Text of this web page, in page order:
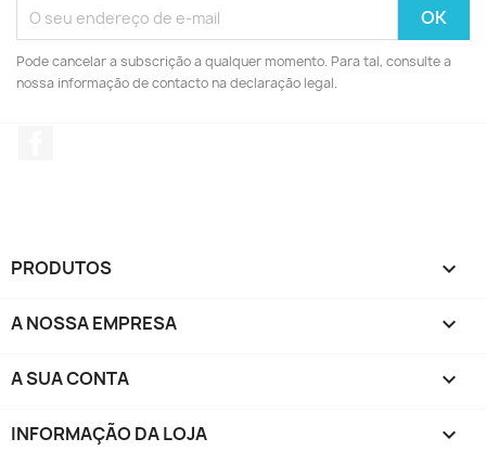
Pode cancelar a subscrição a qualquer momento. Para tal, consulte a
nossa informação de contacto na declaração legal.
PRODUTOS 
A NOSSA EMPRESA 
A SUA CONTA 
INFORMAÇÃO DA LOJA keyboard_arrow_down